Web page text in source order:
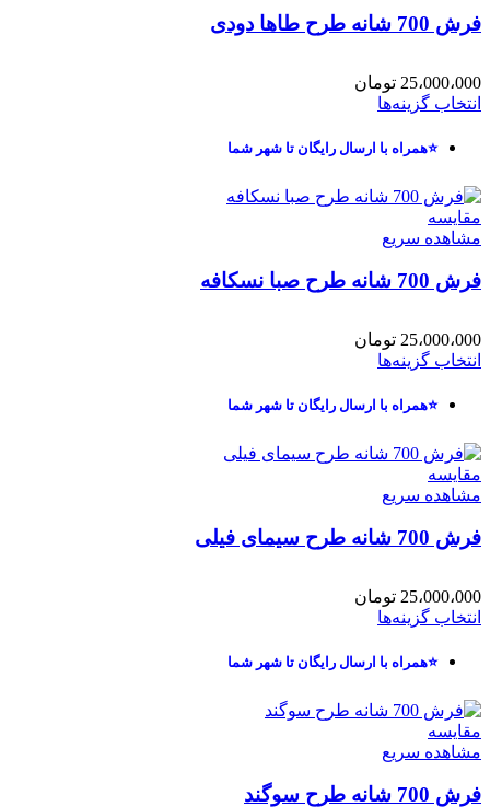
فرش 700 شانه طرح طاها دودی
25،000،000 تومان
انتخاب گزینه‌ها
⭐همراه با ارسال رایگان تا شهر شما
مقایسه
مشاهده سریع
فرش 700 شانه طرح صبا نسکافه
25،000،000 تومان
انتخاب گزینه‌ها
⭐همراه با ارسال رایگان تا شهر شما
مقایسه
مشاهده سریع
فرش 700 شانه طرح سیمای فیلی
25،000،000 تومان
انتخاب گزینه‌ها
⭐همراه با ارسال رایگان تا شهر شما
مقایسه
مشاهده سریع
فرش 700 شانه طرح سوگند